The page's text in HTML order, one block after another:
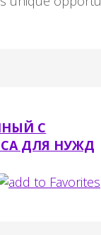
С
ДЛЯ НУЖД